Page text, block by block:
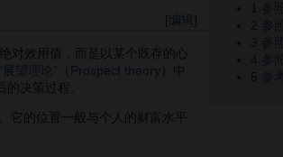
1 参
2 参
3 参
4 参
5 参
[编辑
对效用值，而是以某个既存的心
展望理论 ”（ Prospect theory ）中
决策过程。
。它的位置一般与个人的财富水平